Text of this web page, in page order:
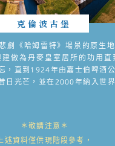
克倫波古堡
劇《哈姆雷特》場景的原生
做為丹麥皇室居所的功用直
，直到1924年由嘉士伯啤酒
日光芒，並在2000年納入世
＊敬請注意＊
述資料僅供現階段參考，